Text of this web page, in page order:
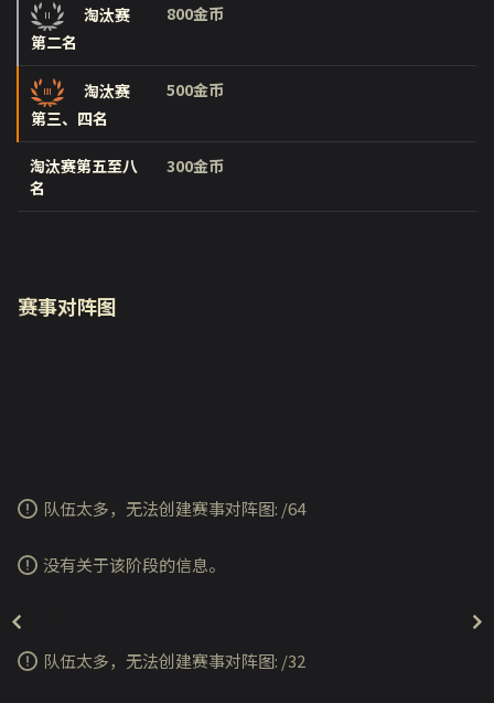
淘汰赛
第二名
800金币
淘汰赛
第三、四名
500金币
淘汰赛第五至八
名
300金币
赛事对阵图
队伍太多，无法创建赛事对阵图: /64
没有关于该阶段的信息。
队伍太多，无法创建赛事对阵图: /32